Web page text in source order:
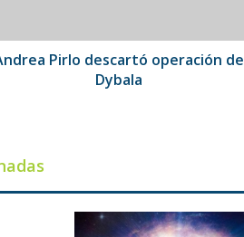
Pirlo descartó operación de
Dybala